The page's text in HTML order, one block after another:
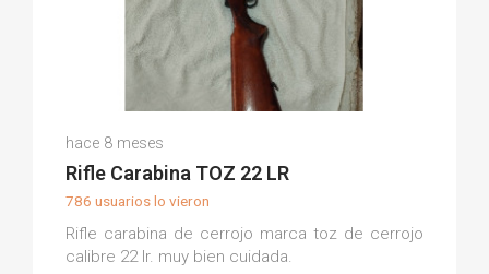
(0)
hace 8 meses
Rifle Carabina TOZ 22 LR
786 usuarios lo vieron
Rifle carabina de cerrojo marca toz de cerrojo
calibre 22 lr. muy bien cuidada.